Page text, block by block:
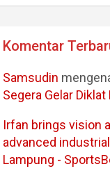
Komentar
Samsudin
Segera Gelar Diklat
Irfan brings vision
advanced
Lampung -